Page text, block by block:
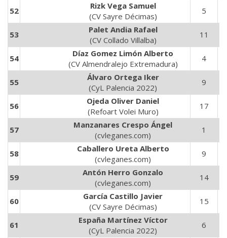
52
Rizk Vega Samuel
(CV Sayre Décimas)
5
53
Palet Andia Rafael
(CV Collado Villalba)
11
54
Díaz Gomez Limón Alberto
(CV Almendralejo Extremadura)
4
55
Álvaro Ortega Iker
(CyL Palencia 2022)
9
56
Ojeda Oliver Daniel
(Refoart Volei Muro)
17
57
Manzanares Crespo Ángel
(cvleganes.com)
1
58
Caballero Ureta Alberto
(cvleganes.com)
9
59
Antón Herro Gonzalo
(cvleganes.com)
14
60
García Castillo Javier
(CV Sayre Décimas)
15
61
España Martínez Víctor
(CyL Palencia 2022)
6